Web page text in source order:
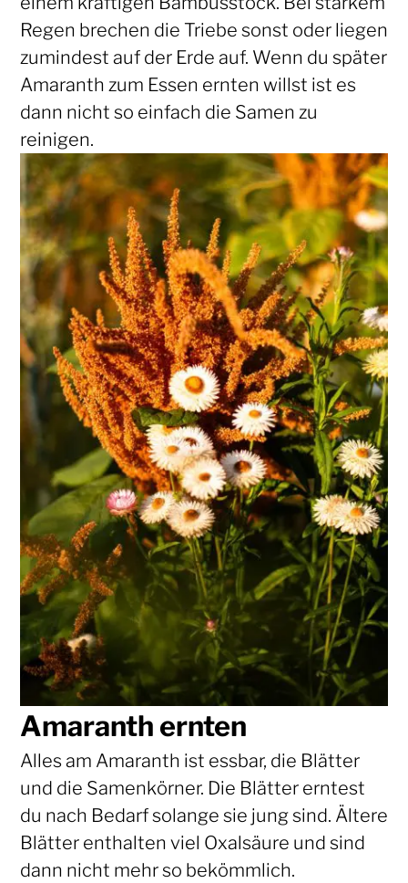
Regen brechen die Triebe sonst oder liegen
zumindest auf der Erde auf. Wenn du später
Amaranth zum Essen ernten willst ist es
dann nicht so einfach die Samen zu
reinigen.
Amaranth ernten
Alles am Amaranth ist essbar, die Blätter
und die Samenkörner. Die Blätter erntest
du nach Bedarf solange sie jung sind. Ältere
Blätter enthalten viel Oxalsäure und sind
dann nicht mehr so bekömmlich.